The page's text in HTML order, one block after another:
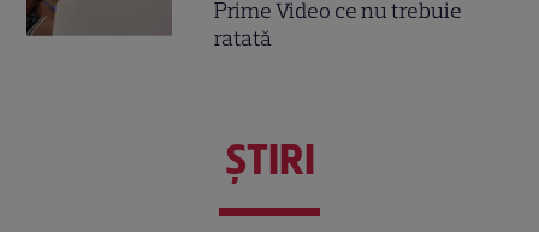
Prime Video ce nu trebuie
ratată
ŞTIRI